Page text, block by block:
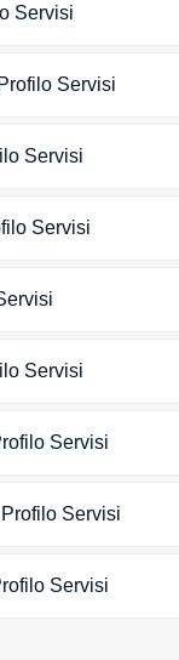
Servisi
Servisi
Servisi
Servisi
Servisi
Servisi
Servisi
Servisi